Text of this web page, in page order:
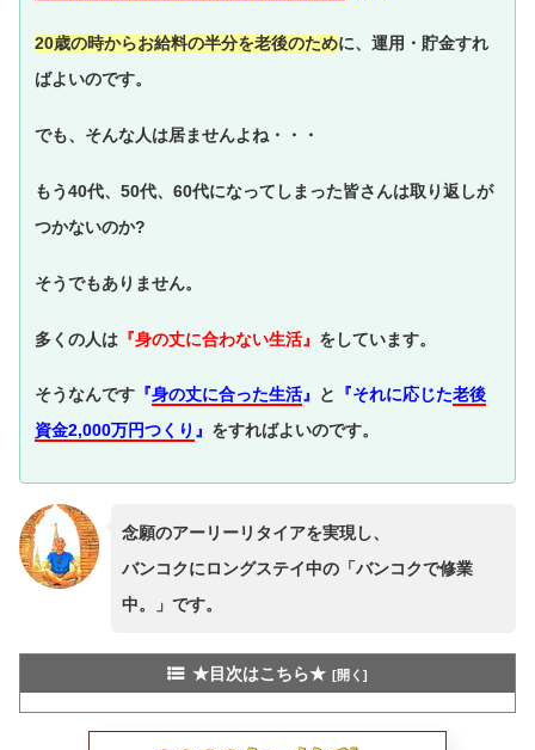
20歳の時からお給料の半分を老後のために、運用・貯金すれ
ばよいのです。
でも、そんな人は居ませんよね・・・
もう40代、50代、60代になってしまった皆さんは取り返しが
つかないのか?
そうでもありません。
多くの人は 『身の丈に合わない生活』 をしています。
そうなんです 『身の丈に合った生活』 と 『それに応じた老後
資金2,000万円つくり 』 をすればよいのです。
念願のアーリーリタイアを実現し、
バンコクにロングステイ中の「バンコクで修業
中。」です。
★目次はこちら★